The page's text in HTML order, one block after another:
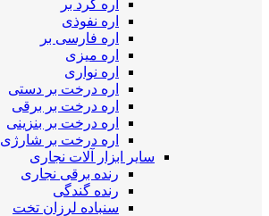
اره گرد بر
اره نفوذی
اره فارسی بر
اره میزی
اره نواری
اره درخت بر دستی
اره درخت بر برقی
اره درخت بر بنزینی
اره درخت بر شارژی
سایر ابزار آلات نجاری
رنده برقی نجاری
رنده گندگی
سنباده لرزان تخت